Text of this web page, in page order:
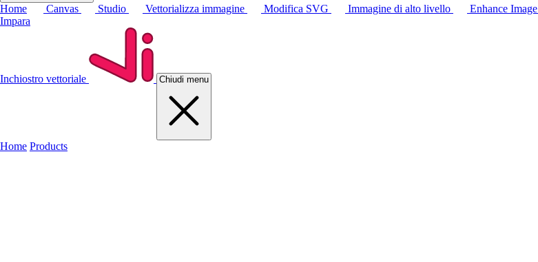
Home Canvas Studio Vettorializza immagine Modifica SVG Immagine di alto livello Enhance Image
Impara
Inchiostro vettoriale Chiudi menu
Home Products